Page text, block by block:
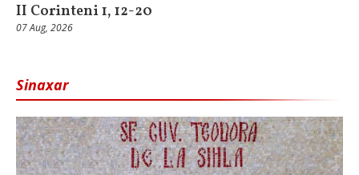
II Corinteni 1, 12-20
07 Aug, 2026
Sinaxar